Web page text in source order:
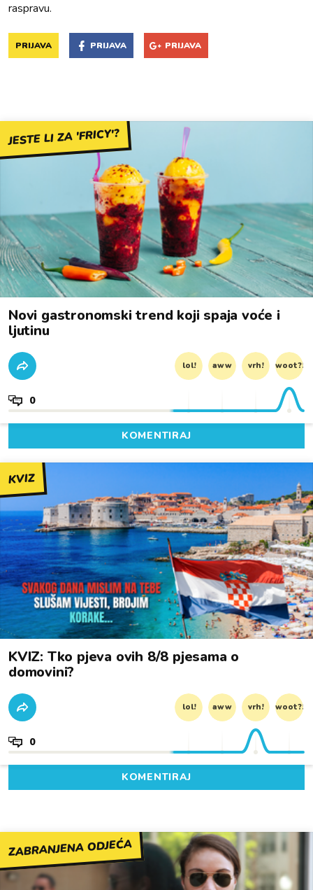
raspravu.
PRIJAVA PRIJAVA PRIJAVA
JESTE LI ZA 'FRICY'?
Novi gastronomski trend koji spaja voće i
ljutinu
lol! aww vrh! woot?!
0
KOMENTIRAJ
KVIZ
KVIZ: Tko pjeva ovih 8/8 pjesama o
domovini?
lol! aww vrh! woot?!
0
KOMENTIRAJ
ZABRANJENA ODJEĆA